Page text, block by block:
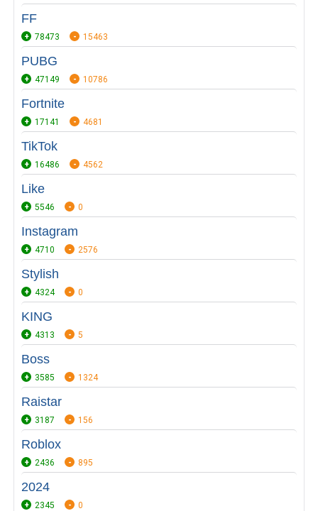
FF
78473 15463
PUBG
47149 10786
Fortnite
17141 4681
TikTok
16486 4562
Like
5546 0
Instagram
4710 2576
Stylish
4324 0
KING
4313 5
Boss
3585 1324
Raistar
3187 156
Roblox
2436 895
2024
2345 0